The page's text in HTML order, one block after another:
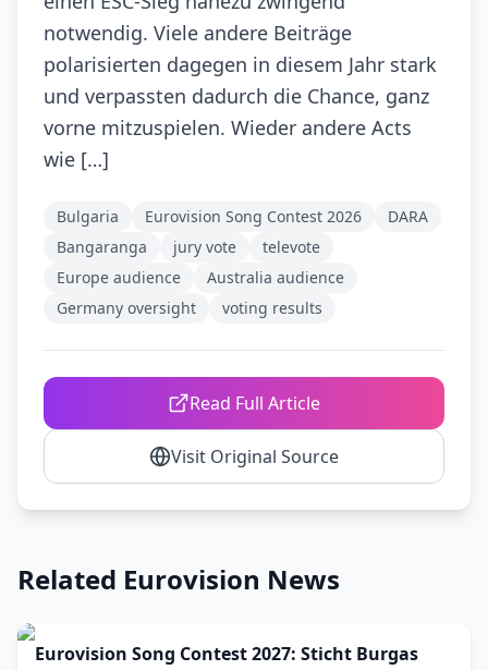
notwendig. Viele andere Beiträge
polarisierten dagegen in diesem Jahr stark
und verpassten dadurch die Chance, ganz
vorne mitzuspielen. Wieder andere Acts
wie […]
Bulgaria Eurovision Song Contest 2026
DARA
Bangaranga
jury vote
televote
Europe audience
Australia audience
Germany oversight
voting results
Read Full Article
Visit Original Source
Related Eurovision News
Eurovision Song Contest 2027: Sticht Burgas